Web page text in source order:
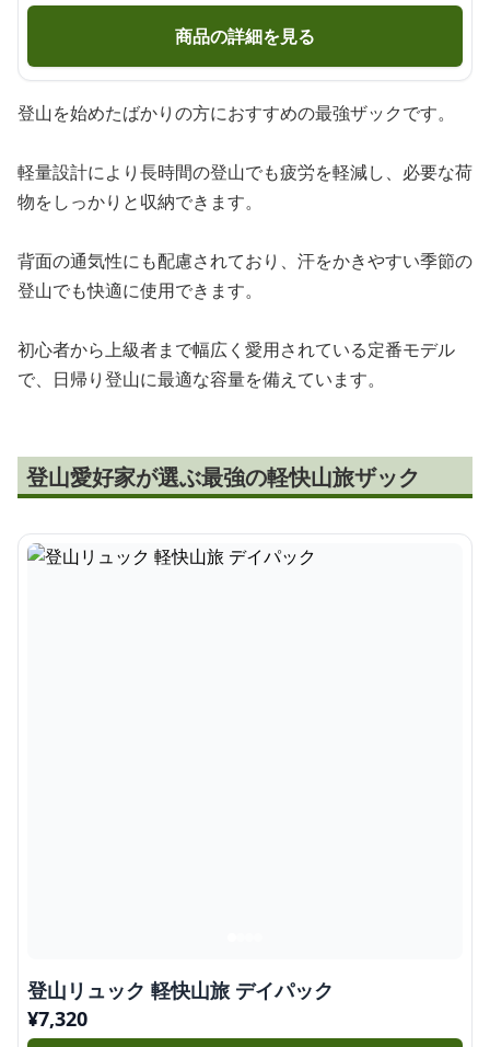
商品の詳細を見る
登山を始めたばかりの方におすすめの最強ザックです。
軽量設計により長時間の登山でも疲労を軽減し、必要な荷
物をしっかりと収納できます。
背面の通気性にも配慮されており、汗をかきやすい季節の
登山でも快適に使用できます。
初心者から上級者まで幅広く愛用されている定番モデル
で、日帰り登山に最適な容量を備えています。
登山愛好家が選ぶ最強の軽快山旅ザック
登山リュック 軽快山旅 デイパック
¥7,320